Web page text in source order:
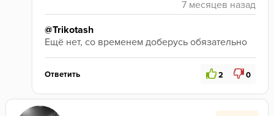
@Trikotash
Ещё нет, со временем доберусь обязательно
Ответить 2 0